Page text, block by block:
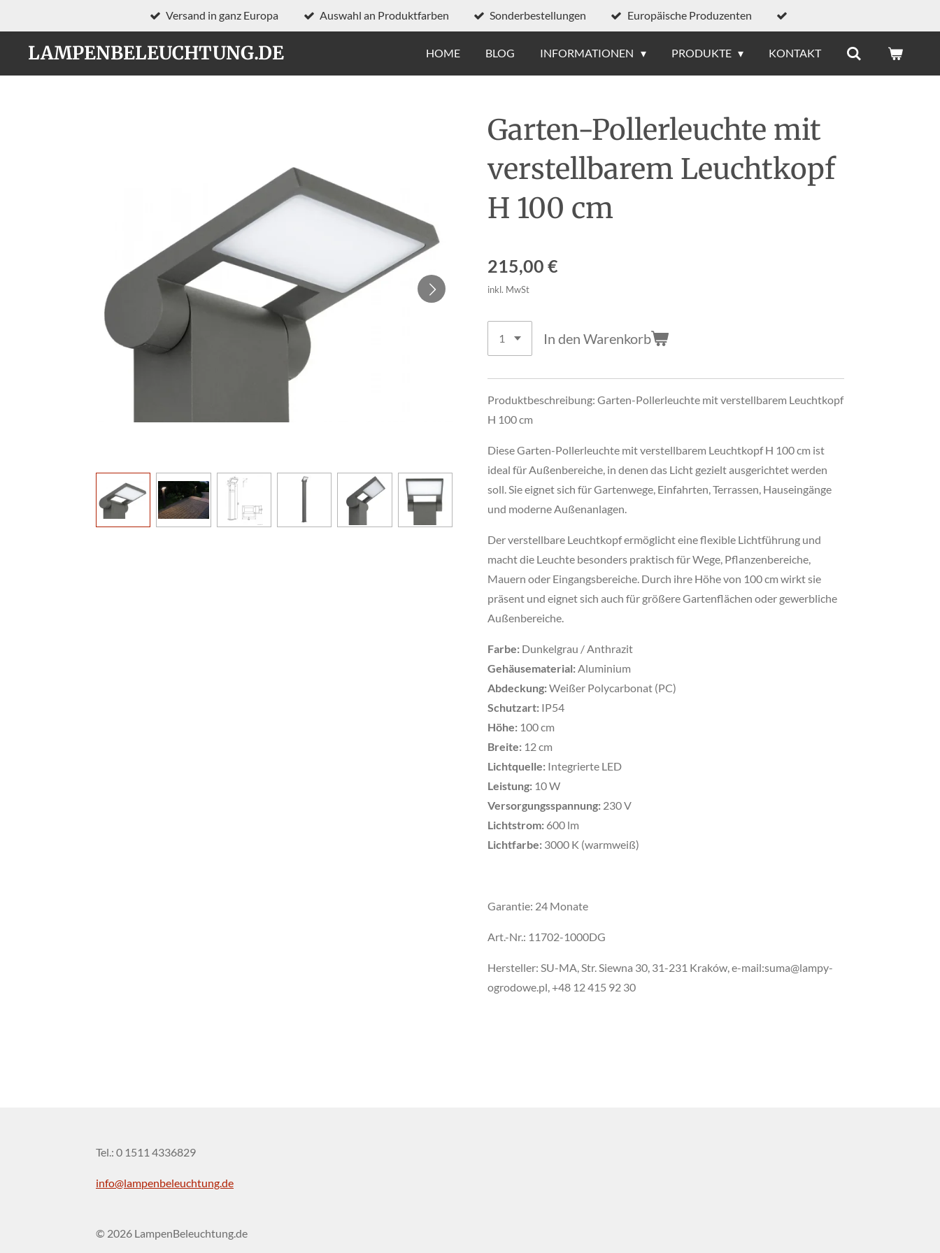
Hauptinhalt
springen
Versand in ganz Europa Auswahl an Produktfarben Sonderbestellungen Europäische Produzenten
LAMPENBELEUCHTUNG.DE HOME BLOG INFORMATIONEN PRODUKTE KONTAKT
Garten-Pollerleuchte mit
verstellbarem Leuchtkopf
H 100 cm
215,00 €
inkl. MwSt
In den Warenkorb
Produktbeschreibung: Garten-Pollerleuchte mit verstellbarem Leuchtkopf
H 100 cm
Diese Garten-Pollerleuchte mit verstellbarem Leuchtkopf H 100 cm ist
ideal für Außenbereiche, in denen das Licht gezielt ausgerichtet werden
soll. Sie eignet sich für Gartenwege, Einfahrten, Terrassen, Hauseingänge
und moderne Außenanlagen.
Der verstellbare Leuchtkopf ermöglicht eine flexible Lichtführung und
macht die Leuchte besonders praktisch für Wege, Pflanzenbereiche,
Mauern oder Eingangsbereiche. Durch ihre Höhe von 100 cm wirkt sie
präsent und eignet sich auch für größere Gartenflächen oder gewerbliche
Außenbereiche.
Farbe: Dunkelgrau / Anthrazit
Gehäusematerial: Aluminium
Abdeckung:Weißer Polycarbonat (PC)
Schutzart: IP54
Höhe: 100 cm
Breite: 12 cm
Lichtquelle: Integrierte LED
Leistung: 10 W
Versorgungsspannung: 230 V
Lichtstrom: 600 lm
Lichtfarbe: 3000 K (warmweiß)
Garantie: 24 Monate
Art.-Nr.: 11702-1000DG
Hersteller: SU-MA, Str. Siewna 30, 31-231 Kraków, e-mail:suma@lampy-
ogrodowe.pl, +48 12 415 92 30
Tel.: 0 1511 4336829
info@lampenbeleuchtung.de
© 2026 LampenBeleuchtung.de